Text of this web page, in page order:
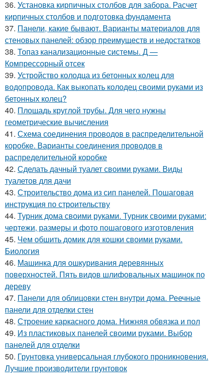
36. Установка кирпичных столбов для забора. Расчет
кирпичных столбов и подготовка фундамента
37. Панели, какие бывают. Варианты материалов для
стеновых панелей: обзор преимуществ и недостатков
38. Топаз канализационные системы. Д —
Компрессорный отсек
39. Устройство колодца из бетонных колец для
водопровода. Как выкопать колодец своими руками из
бетонных колец?
40. Площадь круглой трубы. Для чего нужны
геометрические вычисления
41. Схема соединения проводов в распределительной
коробке. Варианты соединения проводов в
распределительной коробке
42. Сделать дачный туалет своими руками. Виды
туалетов для дачи
43. Строительство дома из сип панелей. Пошаговая
инструкция по строительству
44. Турник дома своими руками. Турник своими руками:
чертежи, размеры и фото пошагового изготовления
45. Чем обшить домик для кошки своими руками.
Биология
46. Машинка для ошкуривания деревянных
поверхностей. Пять видов шлифовальных машинок по
дереву
47. Панели для облицовки стен внутри дома. Реечные
панели для отделки стен
48. Строение каркасного дома. Нижняя обвязка и пол
49. Из пластиковых панелей своими руками. Выбор
панелей для отделки
50. Грунтовка универсальная глубокого проникновения.
Лучшие производители грунтовок